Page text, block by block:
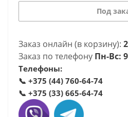
Под
Заказ онлайн (в корзину):
Заказ по телефону Пн-Вс:
Телефоны:
📞 +375 (44) 760-64-74
📞 +375 (33) 665-64-74